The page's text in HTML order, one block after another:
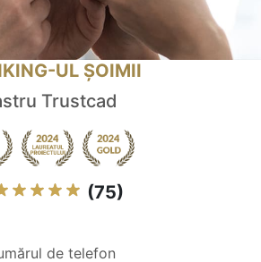
UL ȘOIMII
Trustcad
(75)
de telefon